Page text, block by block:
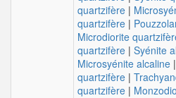
quartzifère |
quartzifère |
Microdiorite
quartzifère | Syénite
Microsyénite alcaline |
quartzifère |
quartzifère |